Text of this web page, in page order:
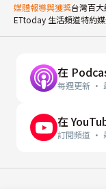
媒體報導與獲獎台灣百
ETtoday 生活頻道特約
在
每週更新 ·
在
訂閱頻道 ·